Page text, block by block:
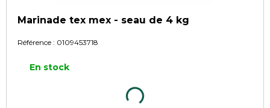
Marinade tex mex - seau de 4 kg
Référence : 0109453718
En stock